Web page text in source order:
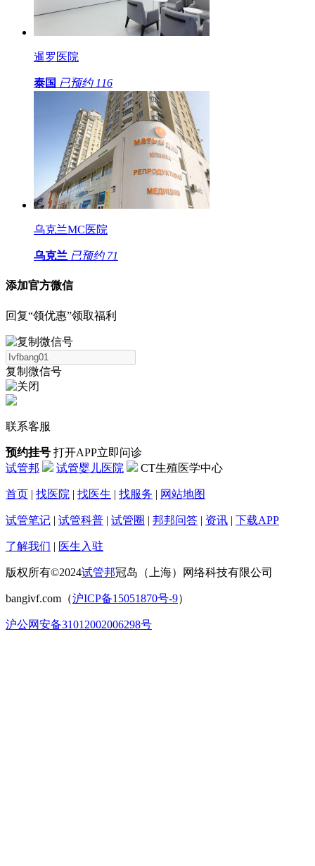
暹罗医院
泰国 已预约 116
乌克兰MC医院
乌克兰 已预约 71
添加官方微信
回复“领优惠”领取福利
复制微信号
联系客服
预约挂号 打开APP立即问诊
试管邦
试管婴儿医院 CT生殖医学中心
首页 | 找医院 | 找医生 | 找服务 | 网站地图
试管笔记 | 试管科普 | 试管圈 | 邦邦问答 | 资讯 | 下载APP
了解我们 | 医生入驻
版权所有©2024试管邦冠岛（上海）网络科技有限公司
bangivf.com（沪ICP备15051870号-9）
沪公网安备31012002006298号